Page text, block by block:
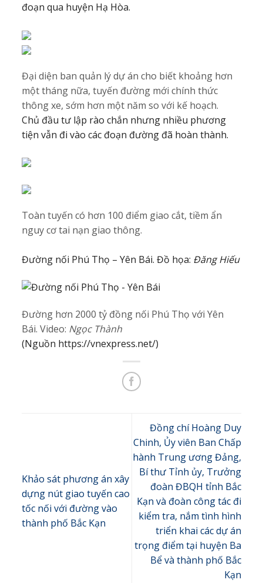
đoạn qua huyện Hạ Hòa.
Đại diện ban quản lý dự án cho biết khoảng hơn
một tháng nữa, tuyến đường mới chính thức
thông xe, sớm hơn một năm so với kế hoạch.
Chủ đầu tư lập rào chắn nhưng nhiều phương
tiện vẫn đi vào các đoạn đường đã hoàn thành.
Toàn tuyến có hơn 100 điểm giao cắt, tiềm ẩn
nguy cơ tai nạn giao thông.
Đường nối Phú Thọ – Yên Bái. Đồ họa: Đăng Hiếu
Đường hơn 2000 tỷ đồng nối Phú Thọ với Yên
Bái. Video: Ngọc Thành
(Nguồn https://vnexpress.net/)
Khảo sát phương án xây
dựng nút giao tuyến cao
tốc nối với đường vào
thành phố Bắc Kạn
Đồng chí Hoàng Duy
Chinh, Ủy viên Ban Chấp
hành Trung ương Đảng,
Bí thư Tỉnh ủy, Trưởng
đoàn ĐBQH tỉnh Bắc
Kạn và đoàn công tác đi
kiểm tra, nắm tình hình
triển khai các dự án
trọng điểm tại huyện Ba
Bể và thành phố Bắc
Kạn